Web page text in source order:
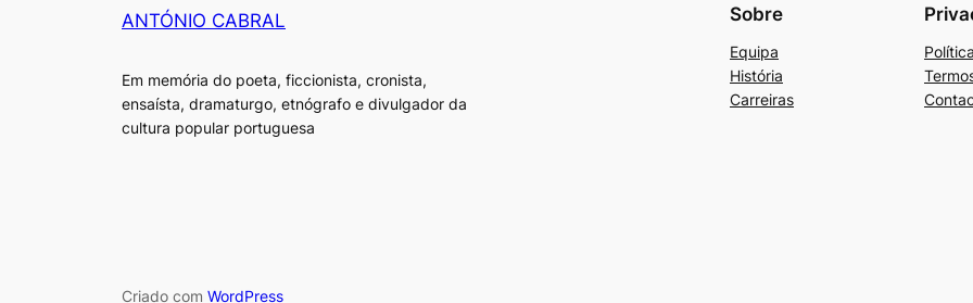
ANTÓNIO CABRAL
Em memória do poeta, ficcionista, cronista,
ensaísta, dramaturgo, etnógrafo e divulgador da
cultura popular portuguesa
Sobre
Equipa
História
Carreiras
Criado com WordPress